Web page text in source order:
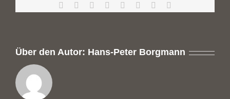
Facebook Reddit LinkedIn
TumblrPinterest
Mail
Über den Autor: Hans-Peter Borgmann